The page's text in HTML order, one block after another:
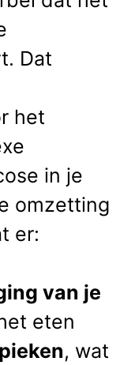
Dat
het
in je
omzetting
er:
van je
eten
, wat